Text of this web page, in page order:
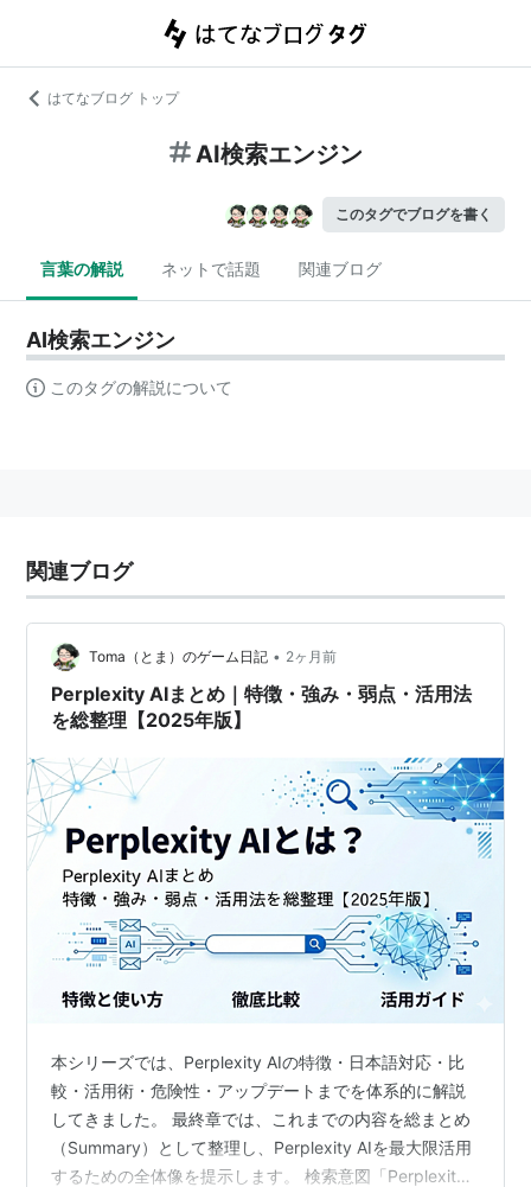
はてなブログ トップ
AI検索エンジン
このタグでブログを書く
言葉の解説 ネットで話題 関連ブログ
AI検索エンジン
このタグの解説について
関連ブログ
Toma（とま）のゲーム日記 • 2ヶ月前
Perplexity AIまとめ｜特徴・強み・弱点・活用法
を総整理【2025年版】
本シリーズでは、Perplexity AIの特徴・日本語対応・比
較・活用術・危険性・アップデートまでを体系的に解説
してきました。 最終章では、これまでの内容を総まとめ
（Summary）として整理し、Perplexity AIを最大限活用
するための全体像を提示します。 検索意図「Perplexity